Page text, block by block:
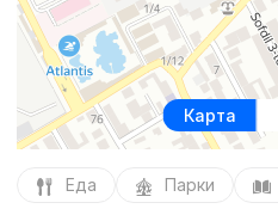
Карта
Еда Парки